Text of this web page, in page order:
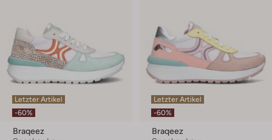
Letzter Artikel
-60%
Braqeez
Letzter Artikel
-60%
Braqeez